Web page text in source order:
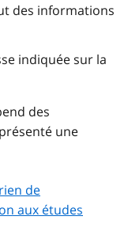
des informations
indiquée sur la
des
une
de
aux études